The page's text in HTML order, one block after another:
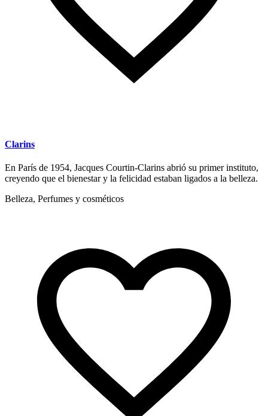
Clarins
En París de 1954, Jacques Courtin-Clarins abrió su primer instituto,
creyendo que el bienestar y la felicidad estaban ligados a la belleza.
Belleza, Perfumes y cosméticos